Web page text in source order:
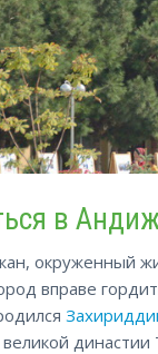
в
окруженный
вправе